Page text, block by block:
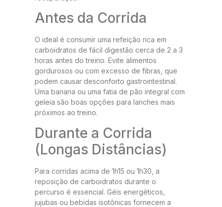
Antes da Corrida
O ideal é consumir uma refeição rica em
carboidratos de fácil digestão cerca de 2 a 3
horas antes do treino. Evite alimentos
gordurosos ou com excesso de fibras, que
podem causar desconforto gastrointestinal.
Uma banana ou uma fatia de pão integral com
geleia são boas opções para lanches mais
próximos ao treino.
Durante a Corrida
(Longas Distâncias)
Para corridas acima de 1h15 ou 1h30, a
reposição de carboidratos durante o
percurso é essencial. Géis energéticos,
jujubas ou bebidas isotônicas fornecem a